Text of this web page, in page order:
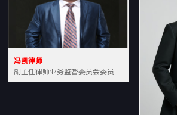
冯凯律师
副主任律师业务监督委员会委员